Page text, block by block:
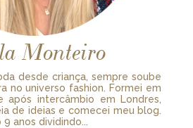
Monteiro
desde criança, sempre soube
no universo fashion. Formei em
após intercâmbio em Londres,
de ideias e comecei meu blog.
anos dividindo...